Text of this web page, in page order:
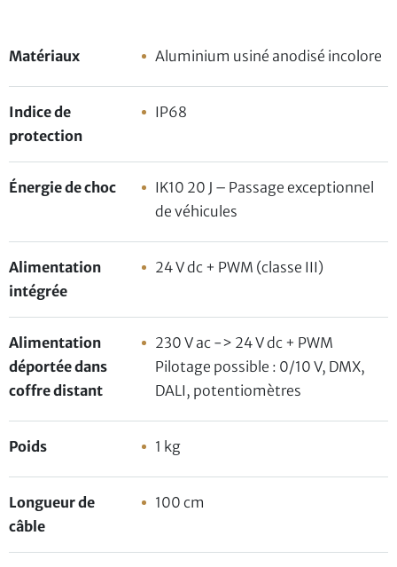
Matériaux Aluminium usiné anodisé incolore
Indice de
protection
IP68
Énergie de choc
IK10 20 J – Passage exceptionnel
de véhicules
Alimentation
intégrée
24 V dc + PWM (classe III)
Alimentation
déportée dans
coffre distant
230 V ac -> 24 V dc + PWM
Pilotage possible : 0/10 V, DMX,
DALI, potentiomètres
Poids 1 kg
Longueur de
câble
100 cm